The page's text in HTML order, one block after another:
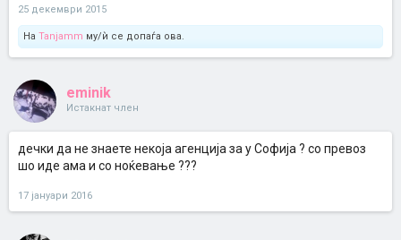
25 декември 2015
На Tanjamm му/ѝ се допаѓа ова.
eminik
Истакнат член
дечки да не знаете некоја агенција за у Софија ? со превоз
шо иде ама и со ноќевање ???
17 јануари 2016